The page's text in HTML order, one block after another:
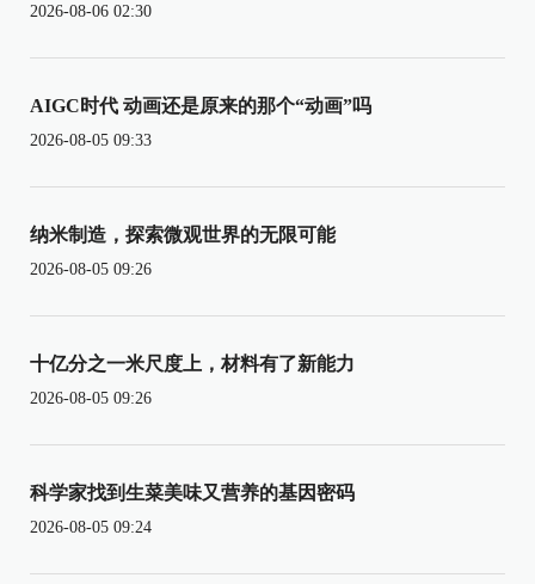
2026-08-06 02:30
AIGC时代 动画还是原来的那个“动画”吗
2026-08-05 09:33
纳米制造，探索微观世界的无限可能
2026-08-05 09:26
十亿分之一米尺度上，材料有了新能力
2026-08-05 09:26
科学家找到生菜美味又营养的基因密码
2026-08-05 09:24